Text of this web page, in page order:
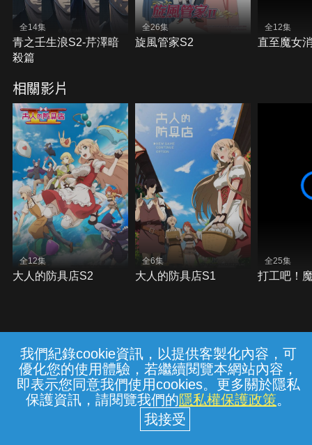
我們紀錄cookie資訊，以提供客製化內容，可
優化您的使用體驗，若繼續閱覽本網站內容，
即表示您同意我們使用cookies。更多關於隱私
保護資訊，請閱覽我們的隱私權保護政策。
全14集
青之壬生浪S2-芹澤暗
殺篇
全26集
旋風管家S2
全12集
直至魔女
相關影片
全12集
大人的防具店S2
全6集
大人的防具店S1
全25集
打工吧！
常見問題 線上客服 服務條款 隱私權保護
中華電信股份有限公司個人家庭分公司
(統一編號：96979949) © 2026
{{notifyMsg}}